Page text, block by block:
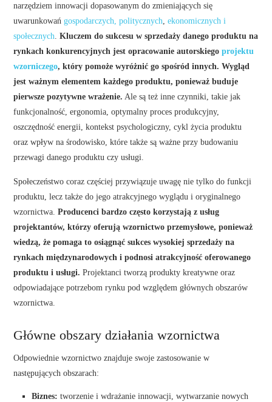
narzędziem innowacji dopasowanym do zmieniających się
uwarunkowańgospodarczych, politycznych,ekonomicznych i
społecznych.Kluczem do sukcesu w sprzedaży danego produktu na
rynkach konkurencyjnych jest opracowanie autorskiegoprojektu
wzorniczego, który pomoże wyróżnić go spośród innych. Wygląd
jest ważnym elementem każdego produktu, ponieważ buduje
pierwsze pozytywne wrażenie. Ale są też inne czynniki, takie jak
funkcjonalność, ergonomia, optymalny proces produkcyjny,
oszczędność energii, kontekst psychologiczny, cykl życia produktu
oraz wpływ na środowisko, które także są ważne przy budowaniu
przewagi danego produktu czy usługi.
Społeczeństwo coraz częściej przywiązuje uwagę nie tylko do funkcji
produktu, lecz także do jego atrakcyjnego wyglądu i oryginalnego
wzornictwa.Producenci bardzo często korzystają z usług
projektantów, którzy oferują wzornictwo przemysłowe, ponieważ
wiedzą, że pomaga to osiągnąć sukces wysokiej sprzedaży na
rynkach międzynarodowych i podnosi atrakcyjność oferowanego
produktu i usługi. Projektanci tworzą produkty kreatywne oraz
odpowiadające potrzebom rynku pod względem głównych obszarów
wzornictwa.
Główne obszary działania wzornictwa
Odpowiednie wzornictwo znajduje swoje zastosowanie w
następujących obszarach:
Biznes: tworzenie i wdrażanie innowacji, wytwarzanie nowych